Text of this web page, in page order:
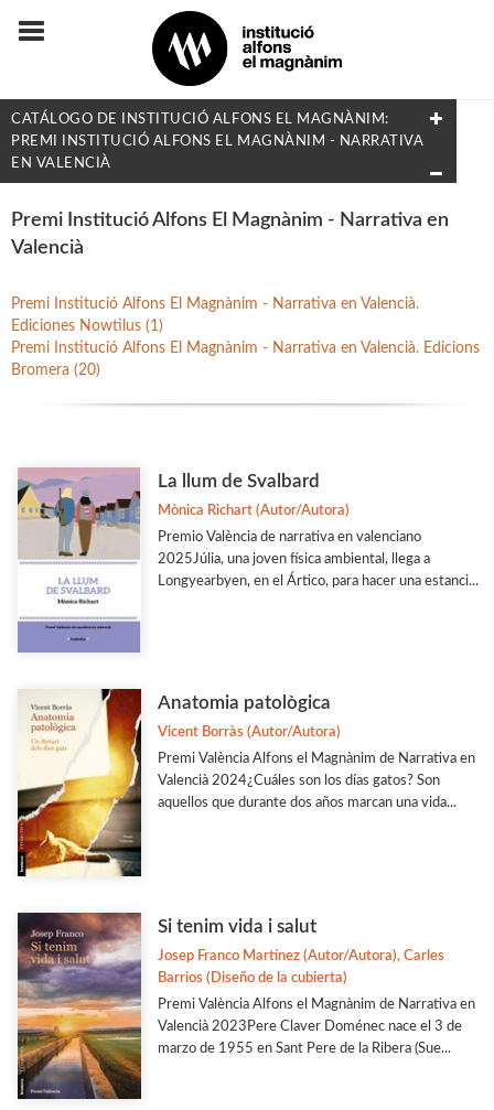
CATÁLOGO DE INSTITUCIÓ ALFONS EL MAGNÀNIM:
PREMI INSTITUCIÓ ALFONS EL MAGNÀNIM - NARRATIVA
EN VALENCIÀ
COLECCIONES
Adés & Ara
Antologies
Arquitectura y Urbanismo
Arxius i Documents
Biblioteca d'Autors Teatrals
Biblioteca de Filologia
Biografia
Ciencia
Col·laboració amb Altres Institucions
Ver todas... (77)
Arqueología
Artes y Diseño
Biografías
Derecho y Economía
Estudios Literarios
Etnología
Filología
Filosofía
Flora y Fauna
Ver todas... (33)
Premi Institució Alfons El Magnànim - Narrativa en
Valencià
Premi Institució Alfons El Magnànim - Narrativa en Valencià.
Ediciones Nowtilus (1)
Premi Institució Alfons El Magnànim - Narrativa en Valencià. Edicions
Bromera (20)
La llum de Svalbard
Mònica Richart (Autor/Autora)
Premio València de narrativa en valenciano
2025Júlia, una joven física ambiental, llega a
Longyearbyen, en el Ártico, para hacer una estanci...
Anatomia patològica
Vicent Borràs (Autor/Autora)
Premi València Alfons el Magnànim de Narrativa en
Valencià 2024¿Cuáles son los días gatos? Son
aquellos que durante dos años marcan una vida...
Si tenim vida i salut
Josep Franco Martínez (Autor/Autora), Carles
Barrios (Diseño de la cubierta)
Premi València Alfons el Magnànim de Narrativa en
Valencià 2023Pere Claver Doménec nace el 3 de
marzo de 1955 en Sant Pere de la Ribera (Sue...